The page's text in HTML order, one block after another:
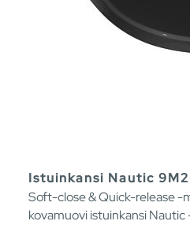
Istuinkansi Nautic
Soft-close & Quick-release -
kovamuovi istuinkansi